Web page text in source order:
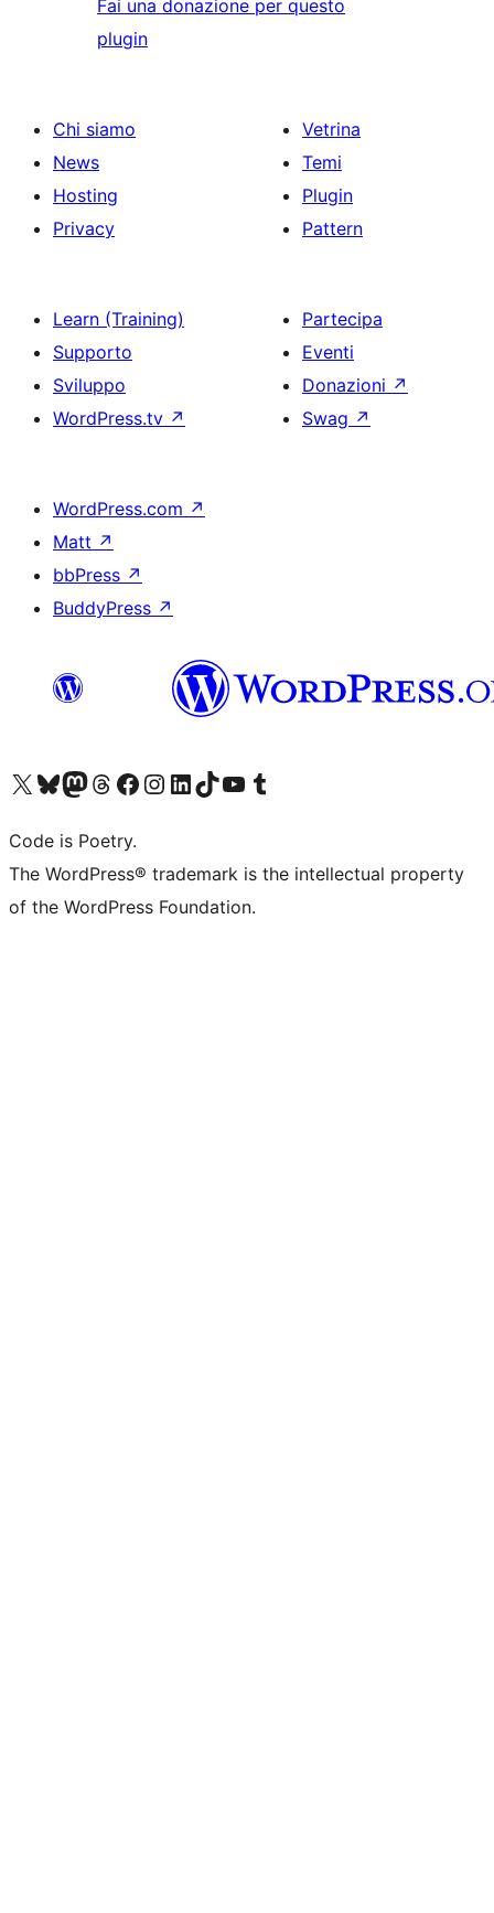
Fai una donazione per questo
plugin
Chi siamo
News
Hosting
Privacy
Vetrina
Temi
Plugin
Pattern
Learn (Training)
Supporto
Sviluppo
WordPress.tv ↗
Partecipa
Eventi
Donazioni ↗
Swag ↗
WordPress.com ↗
Matt ↗
bbPress ↗
BuddyPress ↗
Visita il nostro account X (ex Twitter)
Visita il nostro account Bluesky
Visita il nostro account Mastodon
Visita il nostro account Threads
Visita la nostra pagina Facebook
Visita il nostro account Instagram
Visita il nostro account LinkedIn
Visita il nostro account TikTok
Visita il nostro canale YouTube
Visita il nostro account Tumblr
Code is Poetry.
The WordPress® trademark is the intellectual property
of the WordPress Foundation.